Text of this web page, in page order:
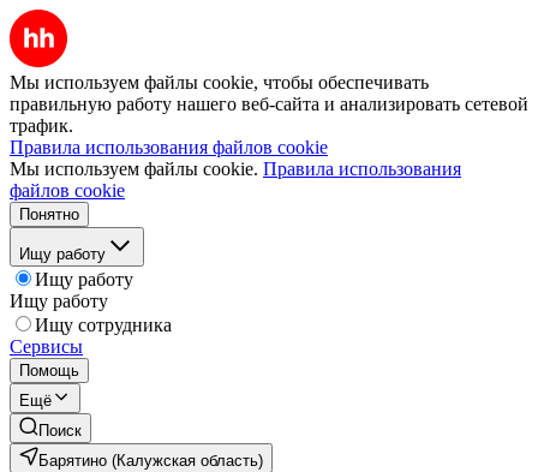
Мы используем файлы cookie, чтобы обеспечивать
правильную работу нашего веб-сайта и анализировать сетевой
трафик.
Правила использования файлов cookie
Мы используем файлы cookie. Правила использования
файлов cookie
Понятно
Ищу работу
Ищу работу
Ищу работу
Ищу сотрудника
Сервисы
Помощь
Ещё
Поиск
Барятино (Калужская область)